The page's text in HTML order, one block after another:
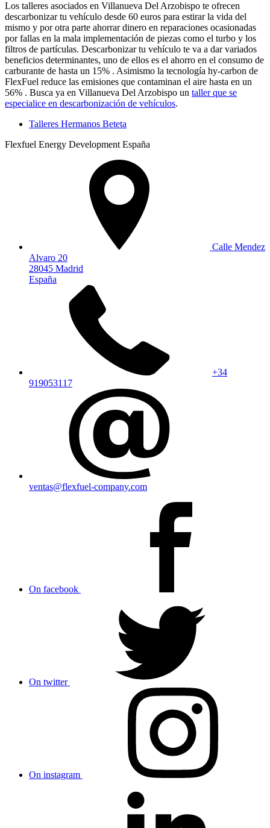
Los talleres asociados en Villanueva Del Arzobispo te ofrecen
descarbonizar tu vehículo desde 60 euros para estirar la vida del
mismo y por otra parte ahorrar dinero en reparaciones ocasionadas
por fallas en la mala implementación de piezas como el turbo y los
filtros de partículas. Descarbonizar tu vehículo te va a dar variados
beneficios determinantes, uno de ellos es el ahorro en el consumo de
carburante de hasta un 15% . Asimismo la tecnología hy-carbon de
FlexFuel reduce las emisiones que contaminan el aire hasta en un
56% . Busca ya en Villanueva Del Arzobispo un taller que se
especialice en descarbonización de vehículos.
Talleres Hermanos Beteta
Flexfuel Energy Development España
Calle Mendez
Alvaro 20
28045 Madrid
España
+34
919053117
ventas@flexfuel-company.com
On facebook
On twitter
On instagram